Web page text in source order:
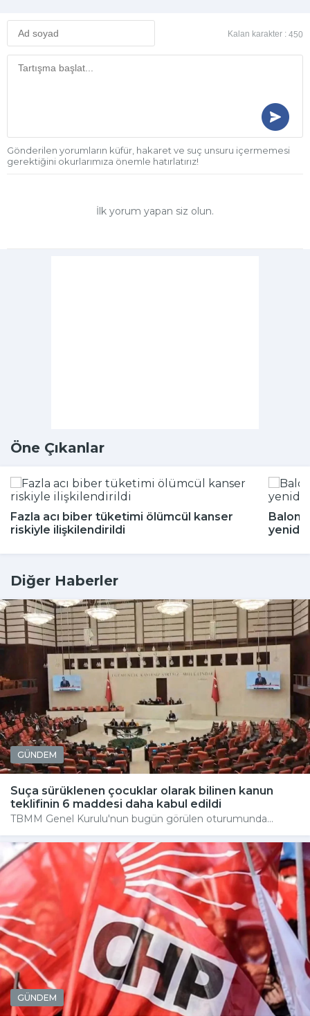
Kalan karakter : 450
Gönderilen yorumların küfür, hakaret ve suç unsuru içermemesi
gerektiğini okurlarımıza önemle hatırlatırız!
İlk yorum yapan siz olun.
Öne Çıkanlar
Fazla acı biber tüketimi ölümcül kanser
riskiyle ilişkilendirildi
Balon
Diğer Haberler
GÜNDEM
Suça sürüklenen çocuklar olarak bilinen kanun
teklifinin 6 maddesi daha kabul edildi
TBMM Genel Kurulu'nun bugün görülen oturumunda...
GÜNDEM